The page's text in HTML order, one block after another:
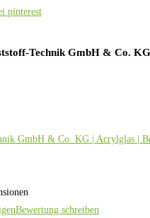
pinterest
Technik GmbH & Co. KG
GmbH & Co. KG | Acrylglas |
Bewertung schreiben